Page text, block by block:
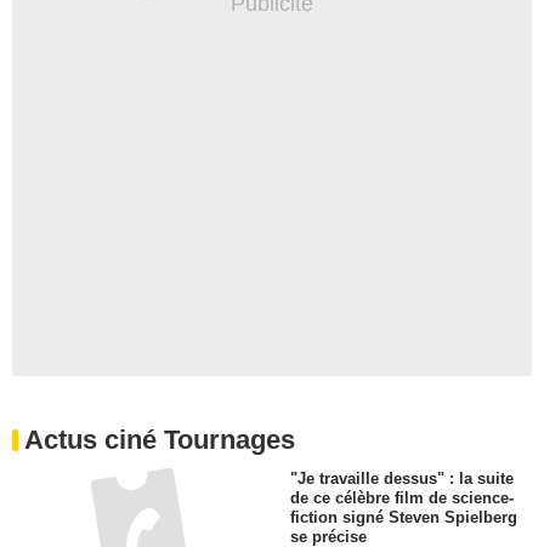
Actus ciné Tournages
"Je travaille dessus" : la suite
de ce célèbre film de science-
fiction signé Steven Spielberg
se précise